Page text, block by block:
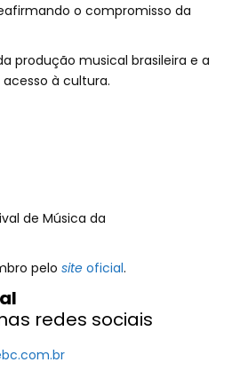
o compromisso da
produção musical brasileira e a
à cultura.
de Música da
pelo site oficial.
redes sociais